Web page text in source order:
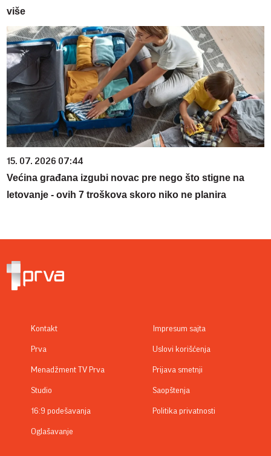
više
15. 07. 2026 07:44
Većina građana izgubi novac pre nego što stigne na
letovanje - ovih 7 troškova skoro niko ne planira
Kontakt
Prva
Menadžment TV Prva
Studio
16:9 podešavanja
Oglašavanje
Impresum sajta
Uslovi korišćenja
Prijava smetnji
Saopštenja
Politika privatnosti